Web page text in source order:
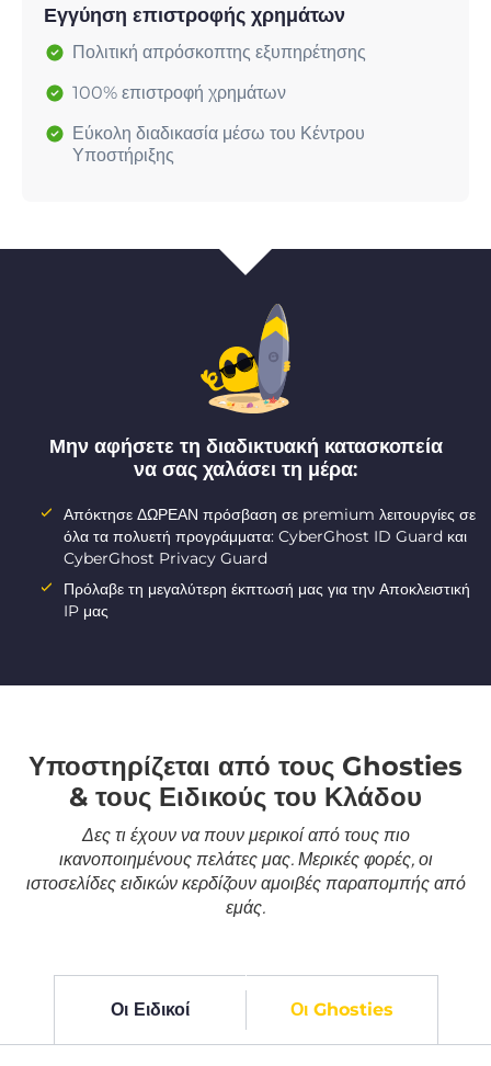
Εγγύηση επιστροφής χρημάτων
Πολιτική απρόσκοπτης εξυπηρέτησης
100% επιστροφή χρημάτων
Εύκολη διαδικασία μέσω του Κέντρου
Υποστήριξης
Μην αφήσετε τη διαδικτυακή κατασκοπεία
να σας χαλάσει τη μέρα:
Απόκτησε ΔΩΡΕΑΝ πρόσβαση σε premium λειτουργίες σε
όλα τα πολυετή προγράμματα: CyberGhost ID Guard και
CyberGhost Privacy Guard
Πρόλαβε τη μεγαλύτερη έκπτωσή μας για την Αποκλειστική
IP μας
Υποστηρίζεται από τους Ghosties
& τους Ειδικούς του Κλάδου
Δες τι έχουν να πουν μερικοί από τους πιο
ικανοποιημένους πελάτες μας. Μερικές φορές, οι
ιστοσελίδες ειδικών κερδίζουν αμοιβές παραπομπής από
εμάς.
Οι Ειδικοί Οι Ghosties